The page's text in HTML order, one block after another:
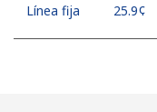
Línea fija ⁦25.9¢⁩